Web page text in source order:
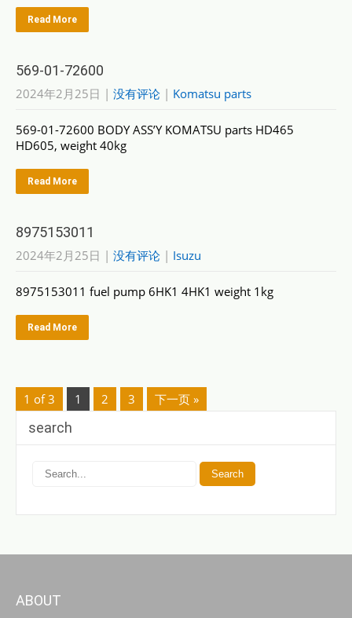
Read More
569-01-72600
2024年2月25日 | 没有评论 | Komatsu parts
569-01-72600 BODY ASS’Y KOMATSU parts HD465
HD605, weight 40kg
Read More
8975153011
2024年2月25日 | 没有评论 | Isuzu
8975153011 fuel pump 6HK1 4HK1 weight 1kg
Read More
1 of 3 1 2 3 下一页 »
search
ABOUT